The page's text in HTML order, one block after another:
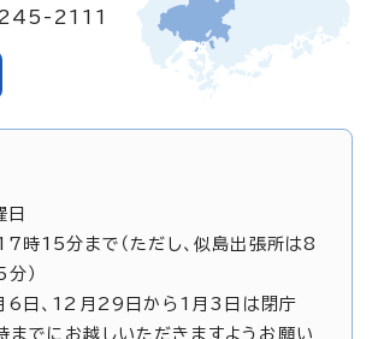
245-2111
日
時15分まで（ただし、似島出張所は8
）
6日、12月29日から1月3日は閉庁
までにお越しいただきますようお願い